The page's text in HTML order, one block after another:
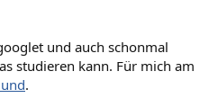
und auch schonmal
studieren kann. Für mich am
.